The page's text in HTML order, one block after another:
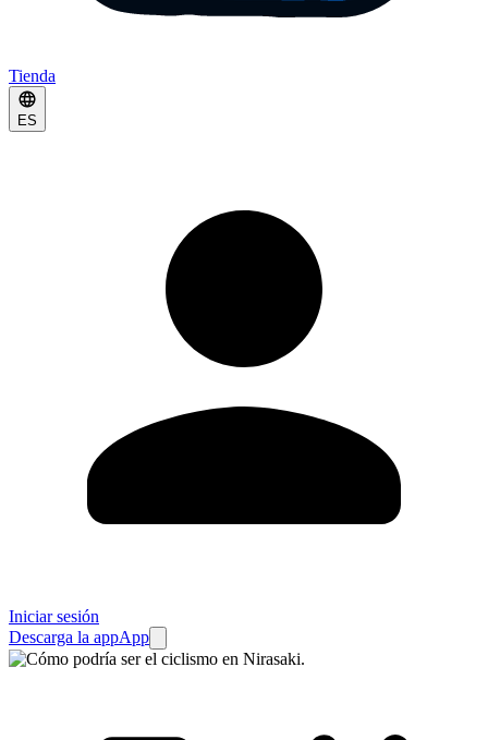
Tienda
ES
Iniciar sesión
Descarga la appApp